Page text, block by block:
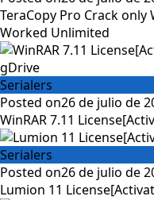
TeraCopy Pro Crack only
Worked Unlimited
Serialers
Posted on26 de julio de
WinRAR 7.11
Serialers
Posted on26 de julio de
Lumion 11